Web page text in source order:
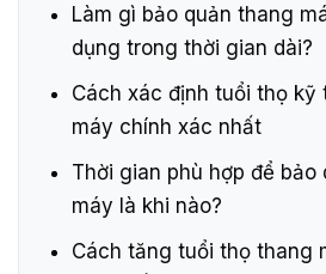
Làm gì bảo quản thang
dụng trong thời gian dài?
Cách xác định tuổi thọ kỹ
máy chính xác nhất
Thời gian phù hợp để bảo
máy là khi nào?
Cách tăng tuổi thọ thang